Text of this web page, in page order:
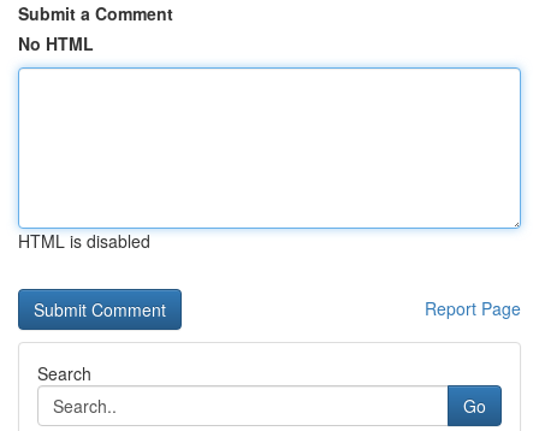
Submit a Comment
No HTML
HTML is disabled
Report Page
Search
Go